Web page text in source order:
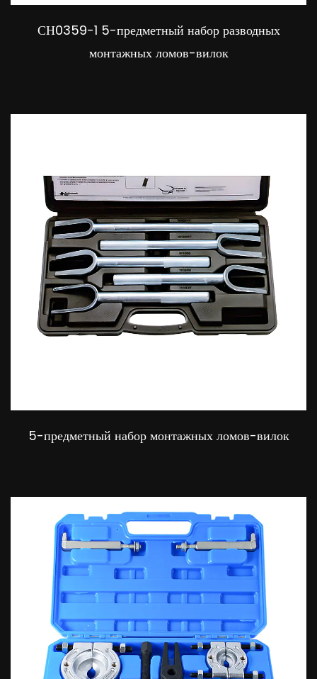
СН0359-1 5-предметный набор разводных
монтажных ломов-вилок
5-предметный набор монтажных ломов-вилок